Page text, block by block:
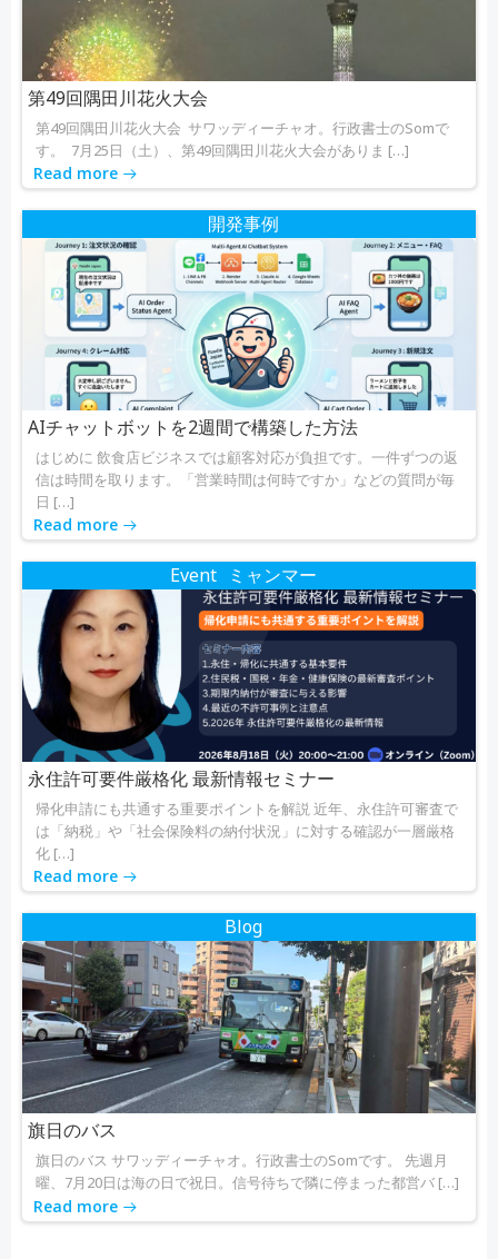
ョ
ン
ン
第49回隅田川花火大会
第49回隅田川花火大会 サワッディーチャオ。行政書士のSomで
す。 7月25日（土）、第49回隅田川花火大会がありま […]
Read more
開発事例
AIチャットボットを2週間で構築した方法
はじめに 飲食店ビジネスでは顧客対応が負担です。一件ずつの返
信は時間を取ります。「営業時間は何時ですか」などの質問が毎
日 […]
Read more
Event ミャンマー
永住許可要件厳格化 最新情報セミナー
帰化申請にも共通する重要ポイントを解説 近年、永住許可審査で
は「納税」や「社会保険料の納付状況」に対する確認が一層厳格
化 […]
Read more
Blog
旗日のバス
旗日のバス サワッディーチャオ。行政書士のSomです。 先週月
曜、7月20日は海の日で祝日。信号待ちで隣に停まった都営バ […]
Read more